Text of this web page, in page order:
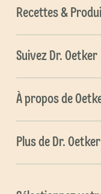
Recettes &
Suivez Dr. Oetker
À propos de
Plus de Dr. Oetker